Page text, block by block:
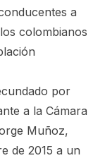
a
colombianos
por
a la Cámara
Muñoz,
de 2015 a un